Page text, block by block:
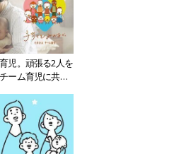
児。頑張る2人を
ーム育児に共感